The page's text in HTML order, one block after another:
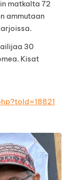
matkalta 72
ammutaan
30
Kisat